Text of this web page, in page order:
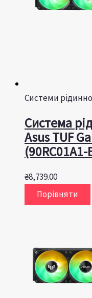
Системи
Система
Asus TUF
(90RC01A1-
₴8,739.00
Порівняти